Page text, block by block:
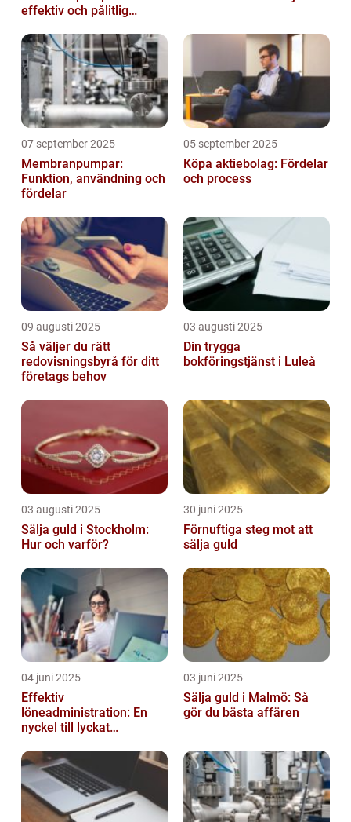
effektiv och pålitlig
07 september 2025
Membranpumpar:
Funktion, användning och
fördelar
05 september 2025
Köpa aktiebolag: Fördelar
och process
09 augusti 2025
Så väljer du rätt
redovisningsbyrå för ditt
företags behov
03 augusti 2025
Din trygga
bokföringstjänst i Luleå
03 augusti 2025
Sälja guld i Stockholm:
Hur och varför?
30 juni 2025
Förnuftiga steg mot att
sälja guld
04 juni 2025
Effektiv
löneadministration: En
nyckel till lyckat
03 juni 2025
Sälja guld i Malmö: Så
gör du bästa affären